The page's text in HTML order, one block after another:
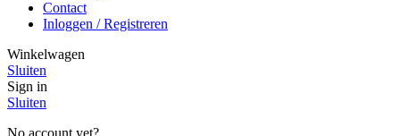
Contact
Inloggen / Registreren
Winkelwagen
Sluiten
Sign in
Sluiten
No account yet?